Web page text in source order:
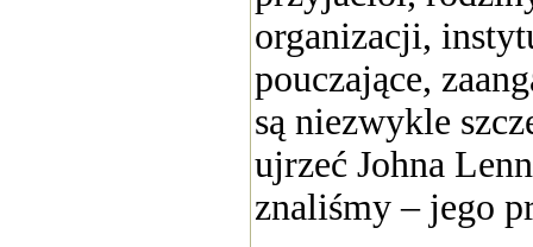
organizacji,
pouczające,
są niezwykle
ujrzeć Johna
znaliśmy – jego